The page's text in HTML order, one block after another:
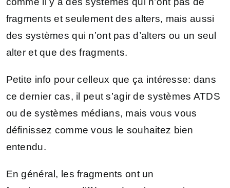
fragments et seulement des alters, mais aussi
des systèmes qui n’ont pas d’alters ou un seul
alter et que des fragments.
Petite info pour celleux que ça intéresse: dans
ce dernier cas, il peut s’agir de systèmes ATDS
ou de systèmes médians, mais vous vous
définissez comme vous le souhaitez bien
entendu.
En général, les fragments ont un